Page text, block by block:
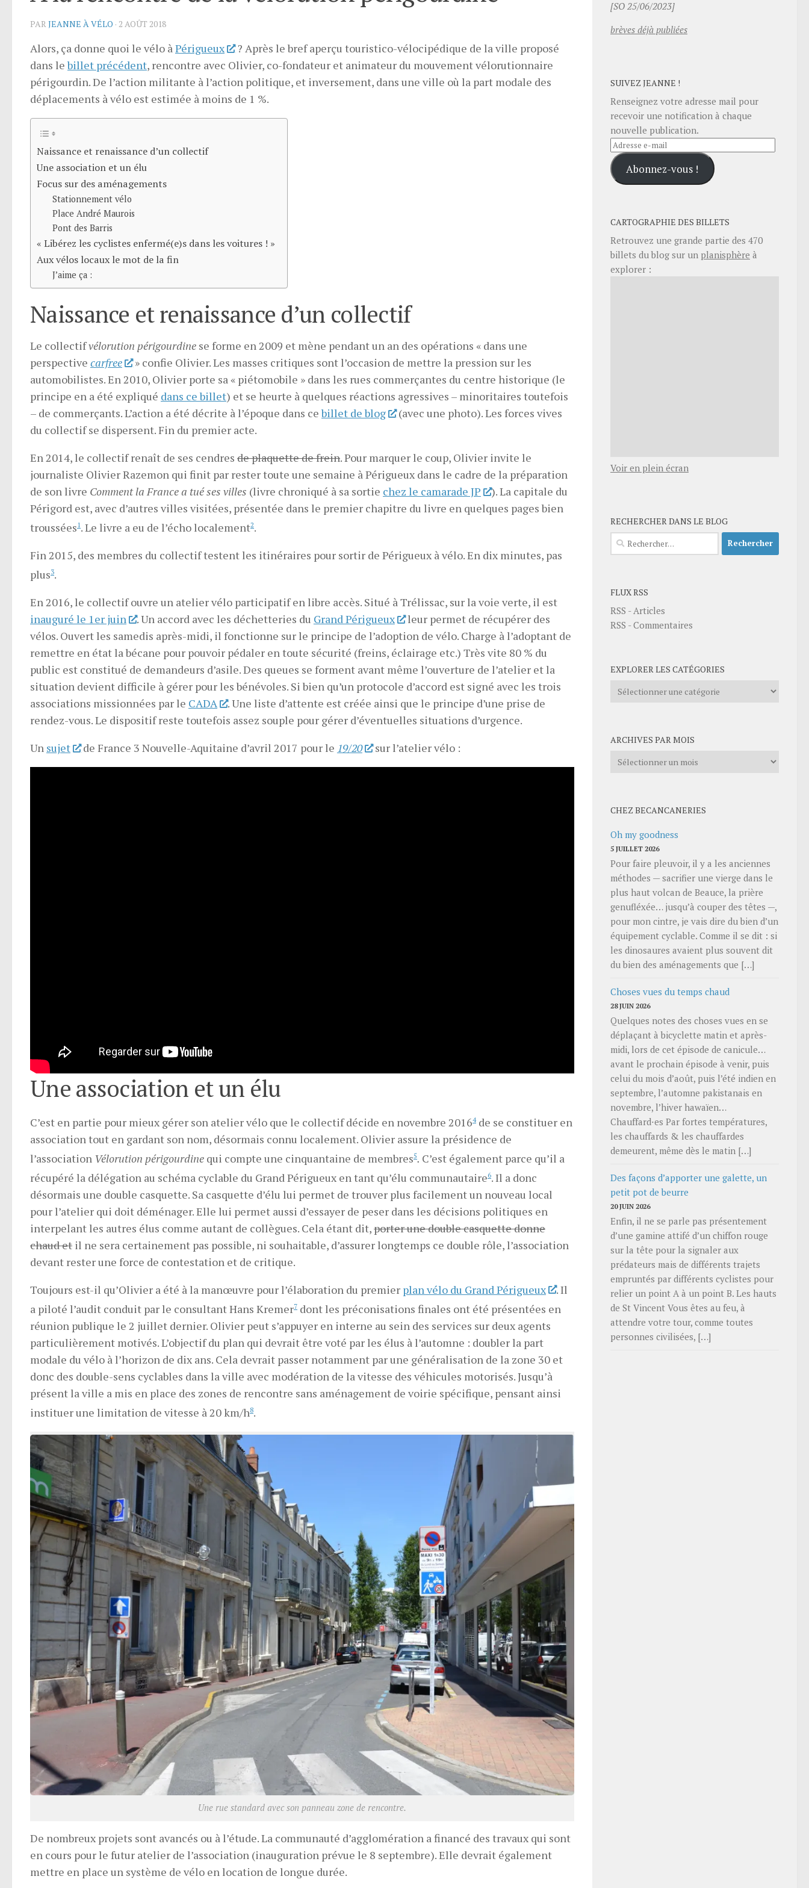
PAR JEANNE À VÉLO · 2 AOÛT 2018
Alors, ça donne quoi le vélo àPérigueux
? Après le bref aperçu touristico-vélocipédique de la ville proposé
dans lebillet précédent, rencontre avec Olivier, co-fondateur et animateur du mouvement vélorutionnaire
périgourdin. De l’action militante à l’action politique, et inversement, dans une ville où la part modale des
déplacements à vélo est estimée à moins de 1 %.
Naissance et renaissance d’un collectif
Une association et un élu
Focus sur des aménagements
Stationnement vélo
Place André Maurois
Pont des Barris
« Libérez les cyclistes enfermé(e)s dans les voitures ! »
Aux vélos locaux le mot de la fin
J’aime ça :
Naissance et renaissance d’un collectif
Le collectifvélorution périgourdine se forme en 2009 et mène pendant un an des opérations « dans une
perspective carfree
» confie Olivier. Les masses critiques sont l’occasion de mettre la pression sur les
automobilistes. En 2010, Olivier porte sa « piétomobile » dans les rues commerçantes du centre historique (le
principe en a été expliqué dans ce billet) et se heurte à quelques réactions agressives – minoritaires toutefois
– de commerçants. L’action a été décrite à l’époque dans cebillet de blog
(avec une photo). Les forces vives
du collectif se dispersent. Fin du premier acte.
En 2014, le collectif renaît de ses cendres de plaquette de frein. Pour marquer le coup, Olivier invite le
journaliste Olivier Razemon qui finit par rester toute une semaine à Périgueux dans le cadre de la préparation
de son livre Comment la France a tué ses villes (livre chroniqué à sa sortie chez le camarade JP
). La capitale du
Périgord est, avec d’autres villes visitées, présentée dans le premier chapitre du livre en quelques pages bien
troussées1. Le livre a eu de l’écho localement2.
Fin 2015, des membres du collectif testent les itinéraires pour sortir de Périgueux à vélo. En dix minutes, pas
plus3.
En 2016, le collectif ouvre un atelier vélo participatif en libre accès. Situé à Trélissac, sur la voie verte, il est
inauguré le 1er juin
. Un accord avec les déchetteries du Grand Périgueux
leur permet de récupérer des
vélos. Ouvert les samedis après-midi, il fonctionne sur le principe de l’adoption de vélo. Charge à l’adoptant de
remettre en état la bécane pour pouvoir pédaler en toute sécurité (freins, éclairage etc.) Très vite 80 % du
public est constitué de demandeurs d’asile. Des queues se forment avant même l’ouverture de l’atelier et la
situation devient difficile à gérer pour les bénévoles. Si bien qu’un protocole d’accord est signé avec les trois
associations missionnées par le CADA
. Une liste d’attente est créée ainsi que le principe d’une prise de
rendez-vous. Le dispositif reste toutefois assez souple pour gérer d’éventuelles situations d’urgence.
Un sujet de France 3 Nouvelle-Aquitaine d’avril 2017 pour le 19/20 sur l’atelier vélo :
Une association et un élu
C’est en partie pour mieux gérer son atelier vélo que le collectif décide en novembre 20164de se constituer en
association tout en gardant son nom, désormais connu localement. Olivier assure la présidence de
l’association Vélorution périgourdine qui compte une cinquantaine de membres5. C’est également parce qu’il a
récupéré la délégation au schéma cyclable du Grand Périgueux en tant qu’élu communautaire6. Il a donc
désormais une double casquette. Sa casquette d’élu lui permet de trouver plus facilement un nouveau local
pour l’atelier qui doit déménager. Elle lui permet aussi d’essayer de peser dans les décisions politiques en
interpelant les autres élus comme autant de collègues. Cela étant dit,porter une double casquette donne
chaud et il ne sera certainement pas possible, ni souhaitable, d’assurer longtemps ce double rôle, l’association
devant rester une force de contestation et de critique.
Toujours est-il qu’Olivier a été à la manœuvre pour l’élaboration du premier plan vélo du Grand Périgueux
. Il
a piloté l’audit conduit par le consultant Hans Kremer7 dont les préconisations finales ont été présentées en
réunion publique le 2 juillet dernier. Olivier peut s’appuyer en interne au sein des services sur deux agents
particulièrement motivés. L’objectif du plan qui devrait être voté par les élus à l’automne : doubler la part
modale du vélo à l’horizon de dix ans. Cela devrait passer notamment par une généralisation de la zone 30 et
donc des double-sens cyclables dans la ville avec modération de la vitesse des véhicules motorisés. Jusqu’à
présent la ville a mis en place des zones de rencontre sans aménagement de voirie spécifique, pensant ainsi
instituer une limitation de vitesse à 20 km/h8.
Une rue standard avec son panneau zone de rencontre.
De nombreux projets sont avancés ou à l’étude. La communauté d’agglomération a financé des travaux qui sont
en cours pour le futur atelier de l’association (inauguration prévue le 8 septembre). Elle devrait également
mettre en place un système de vélo en location de longue durée.
[SO 25/06/2023]
brèves déjà publiées
SUIVEZ JEANNE !
Renseignez votre adresse mail pour
recevoir une notification à chaque
nouvelle publication.
Adresse
e-
mailAbonnez-vous !
CARTOGRAPHIE DES BILLETS
Retrouvez une grande partie des 470
billets du blog sur un planisphère à
explorer :
Voir en plein écran
RECHERCHER DANS LE BLOG
Rechercher :
FLUX RSS
RSS - Articles
RSS - Commentaires
EXPLORER LES CATÉGORIES
Explorer
ARCHIVES PAR MOIS
Archives
CHEZ BECANCANERIES
Oh my goodness
5 JUILLET 2026
Pour faire pleuvoir, il y a les anciennes
méthodes — sacrifier une vierge dans le
plus haut volcan de Beauce, la prière
genufléxée… jusqu’à couper des têtes —,
pour mon cintre, je vais dire du bien d’un
équipement cyclable. Comme il se dit : si
les dinosaures avaient plus souvent dit
du bien des aménagements que […]
Choses vues du temps chaud
28 JUIN 2026
Quelques notes des choses vues en se
déplaçant à bicyclette matin et après-
midi, lors de cet épisode de canicule…
avant le prochain épisode à venir, puis
celui du mois d’août, puis l’été indien en
septembre, l’automne pakistanais en
novembre, l’hiver hawaïen…
Chauffard⋅es Par fortes températures,
les chauffards & les chauffardes
demeurent, même dès le matin […]
Des façons d’apporter une galette, un
petit pot de beurre
20 JUIN 2026
Enfin, il ne se parle pas présentement
d’une gamine attifé d’un chiffon rouge
sur la tête pour la signaler aux
prédateurs mais de différents trajets
empruntés par différents cyclistes pour
relier un point A à un point B. Les hauts
de St Vincent Vous êtes au feu, à
attendre votre tour, comme toutes
personnes civilisées, […]